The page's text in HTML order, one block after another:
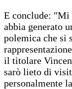
E conclude: "Mi
abbia generato
polemica che si
il titolare
sarò lieto di
personalmente